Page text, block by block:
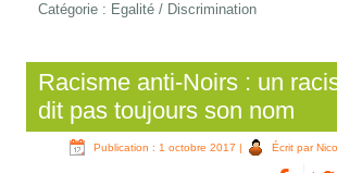
Catégorie : Egalité / Discrimination
Racisme anti-Noirs : un
dit pas toujours son nom
Publication : 1 octobre 2017 | Écrit par